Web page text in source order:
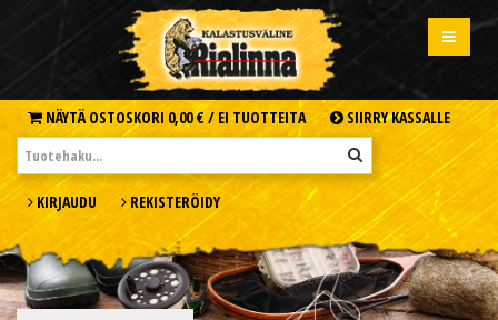
NÄYTÄ OSTOSKORI 0,00 € / EI TUOTTEITA SIIRRY KASSALLE
KIRJAUDU REKISTERÖIDY